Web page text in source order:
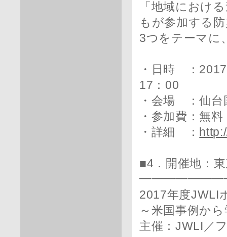
「地域におけ
もが参加する
3つをテーマに
・日時 ：
17：00
・会場 ：仙台
・参加費：無
・詳細 ：
■4．開催地：
2017年度
～米国事例か
主催：JWLI／